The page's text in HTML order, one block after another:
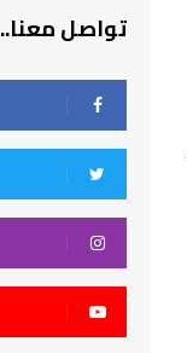
تواصل معنا..